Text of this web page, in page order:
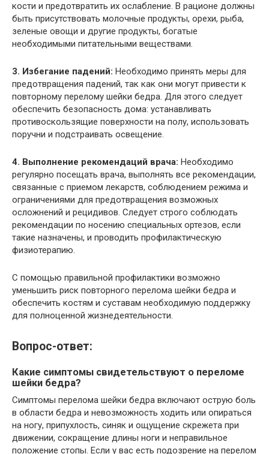
кости и предотвратить их ослабление. В рационе должны
быть присутствовать молочные продукты, орехи, рыба,
зеленые овощи и другие продукты, богатые
необходимыми питательными веществами.
3. Избегание падений: Необходимо принять меры для
предотвращения падений, так как они могут привести к
повторному перелому шейки бедра. Для этого следует
обеспечить безопасность дома: устанавливать
противоскользящие поверхности на полу, использовать
поручни и подстраивать освещение.
4. Выполнение рекомендаций врача: Необходимо
регулярно посещать врача, выполнять все рекомендации,
связанные с приемом лекарств, соблюдением режима и
ограничениями для предотвращения возможных
осложнений и рецидивов. Следует строго соблюдать
рекомендации по носению специальных ортезов, если
такие назначены, и проводить профилактическую
физиотерапию.
С помощью правильной профилактики возможно
уменьшить риск повторного перелома шейки бедра и
обеспечить костям и суставам необходимую поддержку
для полноценной жизнедеятельности.
Вопрос-ответ:
Какие симптомы свидетельствуют о переломе
шейки бедра?
Симптомы перелома шейки бедра включают острую боль
в области бедра и невозможность ходить или опираться
на ногу, припухлость, синяк и ощущение скрежета при
движении, сокращение длины ноги и неправильное
положение стопы. Если у вас есть подозрение на перелом